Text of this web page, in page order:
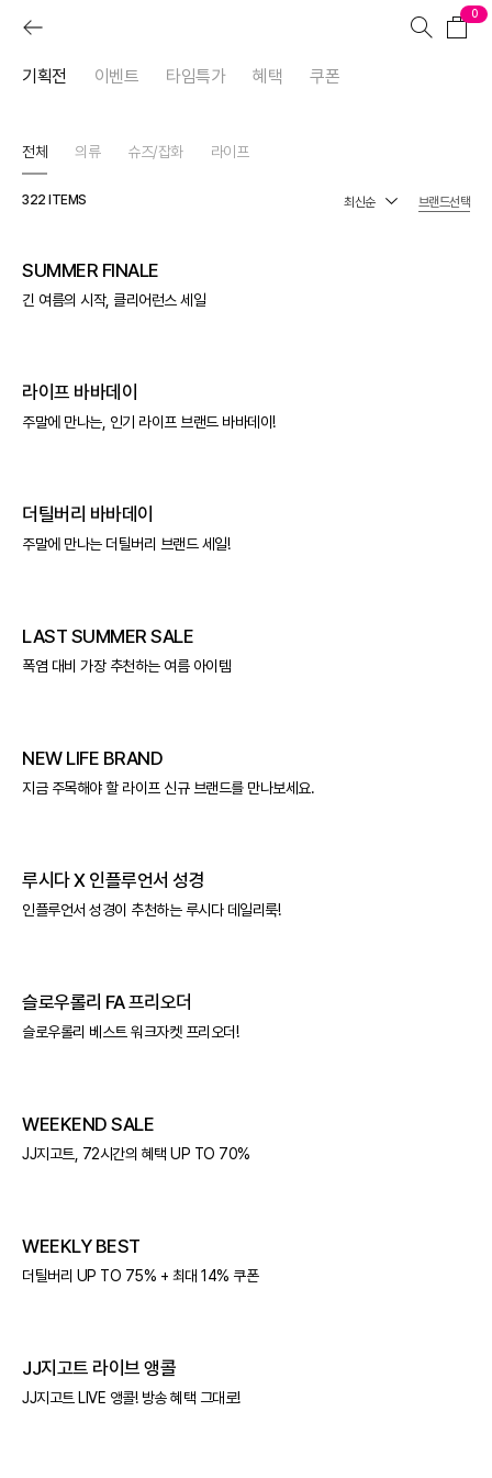
0
기획전 이벤트 타임특가 혜택 쿠폰
전체 의류 슈즈/잡화 라이프
322 ITEMS 브랜드선택
SUMMER FINALE
긴 여름의 시작, 클리어런스 세일
라이프 바바데이
주말에 만나는, 인기 라이프 브랜드 바바데이!
더틸버리 바바데이
주말에 만나는 더틸버리 브랜드 세일!
LAST SUMMER SALE
폭염 대비 가장 추천하는 여름 아이템
NEW LIFE BRAND
지금 주목해야 할 라이프 신규 브랜드를 만나보세요.
루시다 X 인플루언서 성경
인플루언서 성경이 추천하는 루시다 데일리룩!
슬로우롤리 FA 프리오더
슬로우롤리 베스트 워크자켓 프리오더!
WEEKEND SALE
JJ지고트, 72시간의 혜택 UP TO 70%
WEEKLY BEST
더틸버리 UP TO 75% + 최대 14% 쿠폰
JJ지고트 라이브 앵콜
JJ지고트 LIVE 앵콜! 방송 혜택 그대로!